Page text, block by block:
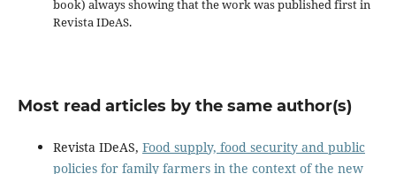
book) always showing that the work was published firstin
Revista IDeAS.
Most read articles by the same author(s)
Revista IDeAS, Food supply, food security and public
policies for family farmers in the context of the new